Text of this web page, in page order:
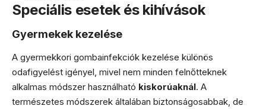
Speciális esetek és kihívások
Gyermekek kezelése
A gyermekkori gombainfekciók kezelése különös
odafigyelést igényel, mivel nem minden felnőtteknek
alkalmas módszer használható kiskorúaknál. A
természetes módszerek általában biztonságosabbak, de